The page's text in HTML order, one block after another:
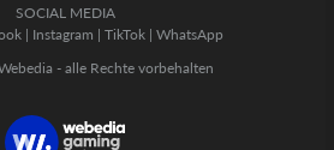
SOCIAL MEDIA
| Instagram | TikTok | WhatsApp
- alle Rechte vorbehalten